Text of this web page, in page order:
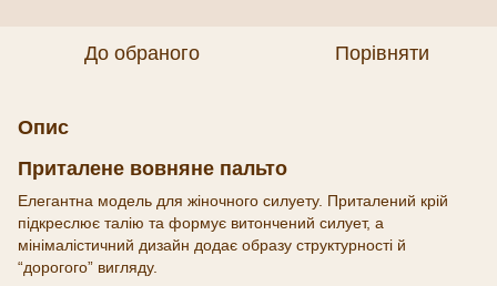
До обраного Порівняти
Опис
Приталене вовняне пальто
Елегантна модель для жіночного силуету. Приталений крій
підкреслює талію та формує витончений силует, а
мінімалістичний дизайн додає образу структурності й
“дорогого” вигляду.